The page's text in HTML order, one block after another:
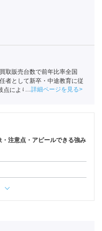
取販売台数で前年比率全国
者として新卒・中途教育に従
点によりかかわりたい」と思
詳細ページを見る
・注意点・アピールできる強み